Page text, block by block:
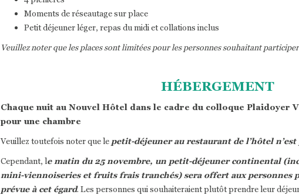
Moments de réseautage sur place
Petit déjeuner léger, repas du midi et collations inclus
Veuillez noter que les places sont limitées pour les personnes souhaitant
HÉBERGEMENT
Chaque nuit au Nouvel Hôtel dans le cadre du colloque Plaidoyer
pour une chambre
Veuillez toutefois noter que le petit-déjeuner au restaurant de l’hôtel
Cependant, le matin du 25 novembre, un petit-déjeuner continental
mini-viennoiseries et fruits frais tranchés) sera offert aux personnes
prévue à cet égard. Les personnes qui souhaiteraient plutôt prendre leur